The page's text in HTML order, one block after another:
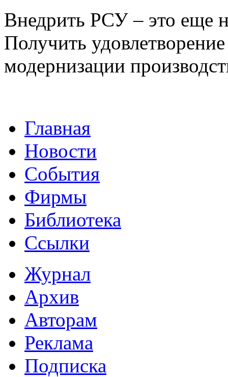
Внедрить РСУ – это еще
Получить
модернизации
Главная
Новости
События
Фирмы
Библиотека
Ссылки
Журнал
Архив
Авторам
Реклама
Подписка